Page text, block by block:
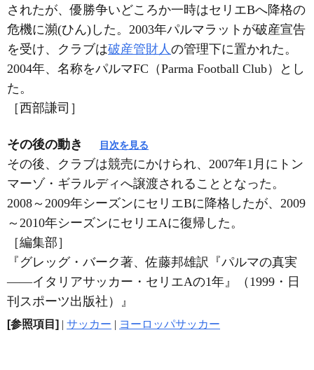
されたが、優勝争いどころか一時はセリエBへ降格の
危機に瀕(ひん)した。2003年パルマラットが破産宣告
を受け、クラブは破産管財人 の管理下に置かれた。
2004年、名称をパルマFC（Parma Football Club）とし
た。
［西部謙司］
その後の動き 目次を見る
その後、クラブは競売にかけられ、2007年1月にトン
マーゾ・ギラルディへ譲渡されることとなった。
2008～2009年シーズンにセリエBに降格したが、2009
～2010年シーズンにセリエAに復帰した。
［編集部］
『グレッグ・バーク著、佐藤邦雄訳『パルマの真実
――イタリアサッカー・セリエAの1年』（1999・日
刊スポーツ出版社）』
[参照項目] | サッカー | ヨーロッパサッカー